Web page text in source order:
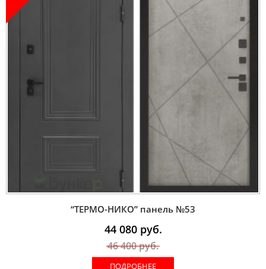
“ТЕРМО-НИКО” панель №53
44 080руб.
46 400руб.
ПОДРОБНЕЕ